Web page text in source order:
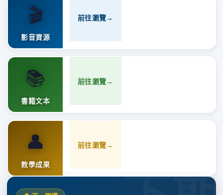
🎬
影音資源
前往瀏覽→
📚
書籍文本
前往瀏覽→
👤
教學成果
前往瀏覽→